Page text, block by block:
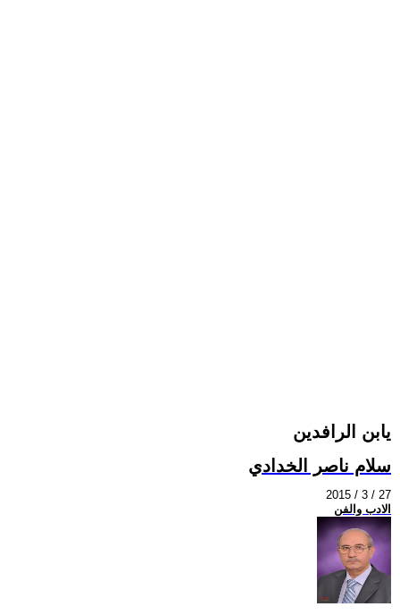
يابن الرافدين
سلام ناصر الخدادي
2015 / 3 / 27
الادب والفن